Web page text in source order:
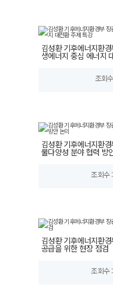
김성환 기후에너지환
생에너지 중심 에너지
조회
김성환 기후에너지환
물다양성 분야 협력 방
조회수
김성환 기후에너지환
공급을 위한 현장 점검
조회수